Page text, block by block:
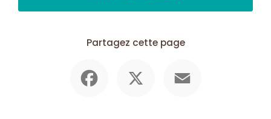
Partagez cette page